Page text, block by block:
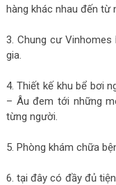
hàng khác nhau đến từ
3. Chung cư
gia.
4. Thiết kế khu bể bơi
– Âu đem tới những
từng người.
5. Phòng khám chữa
6. tại đây có đầy đủ